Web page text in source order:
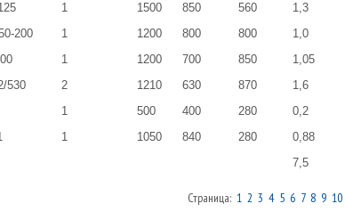
1 1500 850 560
1,3
200 1 1200 800 800
1,0
1 1200 700 850
1,05
530 2 1210 630 870
1,6
1 500 400 280
0,2
1 1050 840 280
0,88
7,5
Страница: 1 2 3 4 5 6 7 8 9 10